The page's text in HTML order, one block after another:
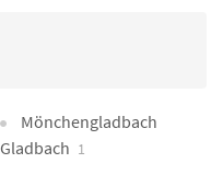
Mönchengladbach
Gladbach 1